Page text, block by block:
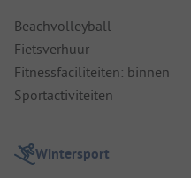
Beachvolleyball
Fietsverhuur
Fitnessfaciliteiten: binnen
Sportactiviteiten
Wintersport